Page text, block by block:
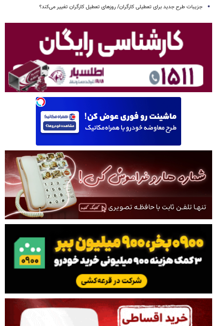
جزیبات طرح جدید برای تعطیلی کارگران/ روزهای تعطیل کارگران تغییر می‌کند؟